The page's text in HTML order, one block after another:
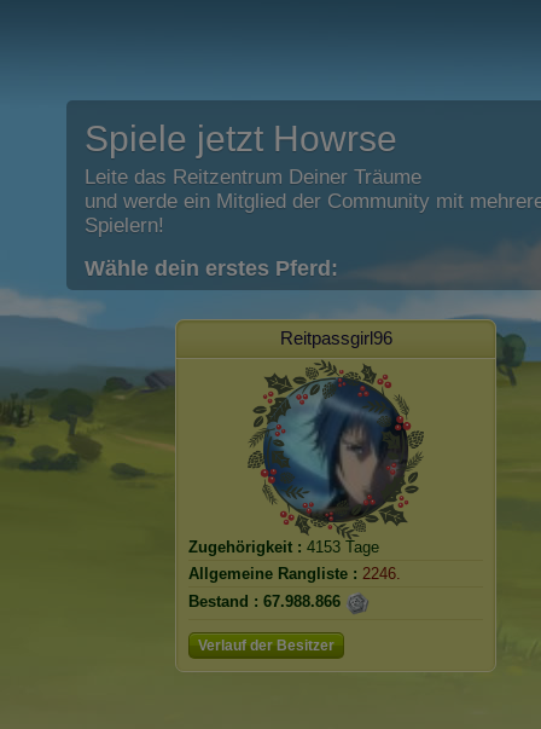
Spiele jetzt Howrse
Leite das Reitzentrum Deiner Träume
und werde ein Mitglied der Community mit
Spielern!
Wähle dein erstes Pferd:
Reitpassgirl96
Zugehörigkeit : 4153 Tage
Allgemeine Rangliste : 2246.
Bestand : 67.988.866
Verlauf der Besitzer